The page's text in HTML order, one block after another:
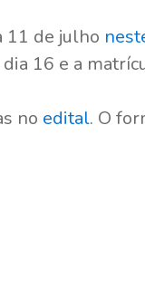
11 de julho
16 e a
no edital. O